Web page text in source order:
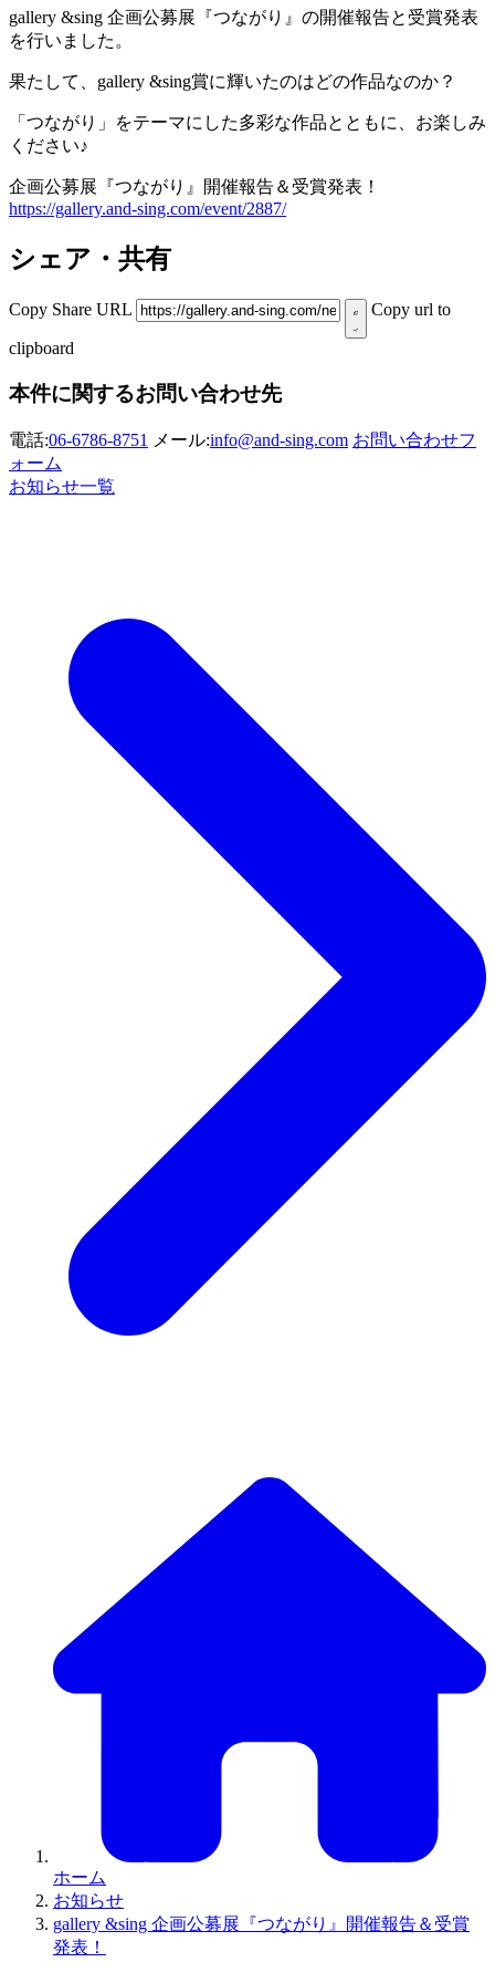
gallery &sing 企画公募展『つながり』の開催報告と受賞発表
を行いました。
果たして、gallery &sing賞に輝いたのはどの作品なのか？
「つながり」をテーマにした多彩な作品とともに、お楽しみ
ください♪
企画公募展『つながり』開催報告＆受賞発表！
https://gallery.and-sing.com/event/2887/
シェア・共有
Copy Share URL Copy url to
clipboard
本件に関するお問い合わせ先
電話:06-6786-8751 メール:info@and-sing.com お問い合わせフ
ォーム
お知らせ一覧
ホーム
お知らせ
gallery &sing 企画公募展『つながり』開催報告＆受賞
発表！